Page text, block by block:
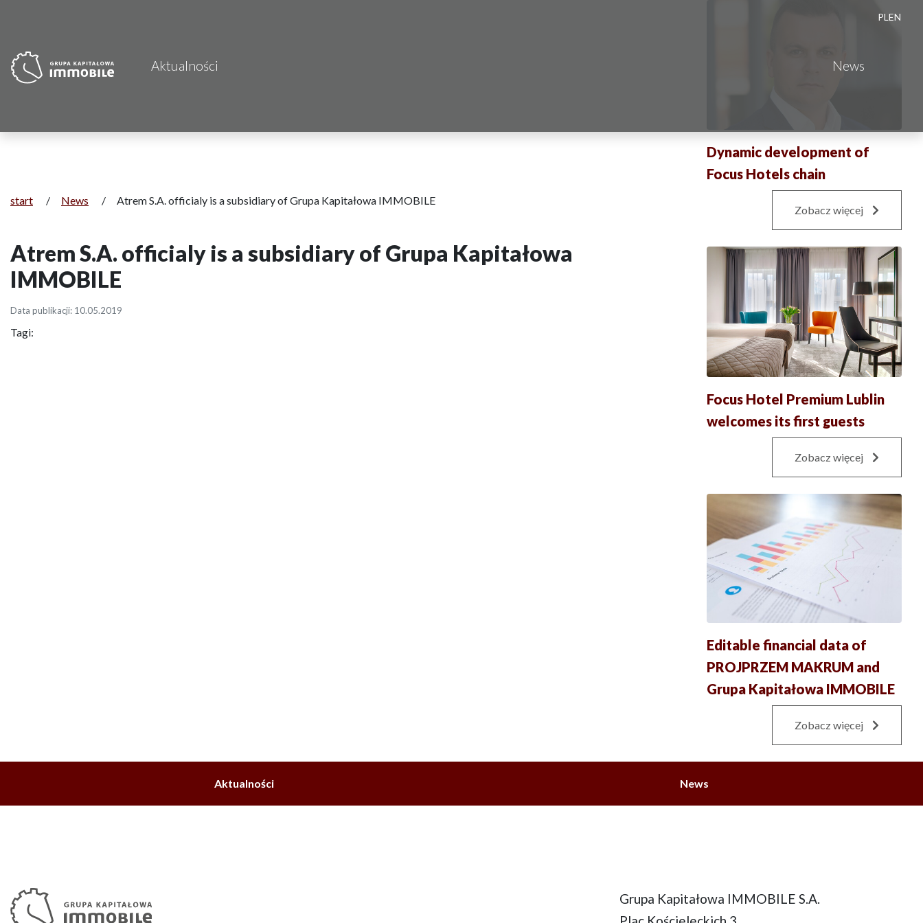
Aktualności News
PL EN
start / News / Atrem S.A. officialy is a subsidiary of Grupa Kapitałowa IMMOBILE
Atrem S.A. officialy is a subsidiary of Grupa Kapitałowa
IMMOBILE
Data publikacji: 10.05.2019
Tagi:
Dynamic development of
Focus Hotels chain
Zobacz więcej
Focus Hotel Premium Lublin
welcomes its first guests
Zobacz więcej
Editable financial data of
PROJPRZEM MAKRUM and
Grupa Kapitałowa IMMOBILE
Zobacz więcej
Aktualności News
Grupa Kapitałowa IMMOBILE S.A.